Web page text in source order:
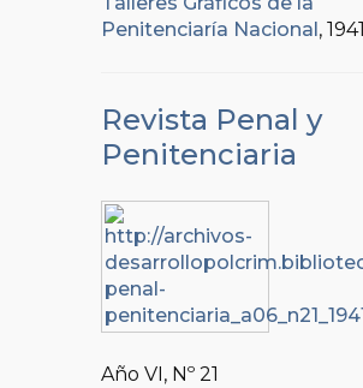
Penitenciaría Nacional , 1941
Revista Penal y
Penitenciaria
Año VI, Nº 21